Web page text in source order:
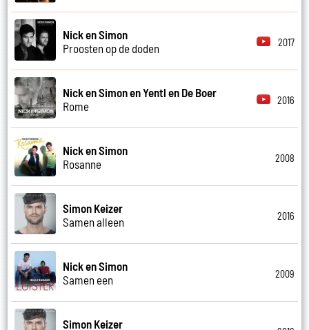
Nick en Simon
Proosten op de doden
2017
Nick en Simon en Yentl en De Boer
Rome
2016
Nick en Simon
Rosanne
2008
Simon Keizer
Samen alleen
2016
Nick en Simon
Samen een
2009
Simon Keizer